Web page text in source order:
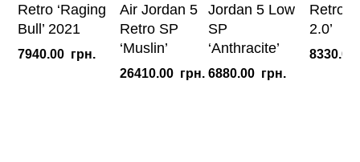
Retro ‘Raging
Bull’ 2021
7940.00 грн.
Air Jordan 5
Retro SP
‘Muslin’
26410.00 грн.
Jordan 5 Low
SP
‘Anthracite’
6880.00 грн.
Retro
2.0’
8330.00